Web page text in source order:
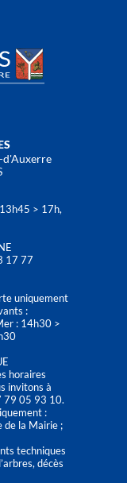
d'Auxerre
> 17h,
17 77
uniquement
:
: 14h30 >
horaires
invitons à
79 05 93 10.
:
de la Mairie ;
techniques
décès